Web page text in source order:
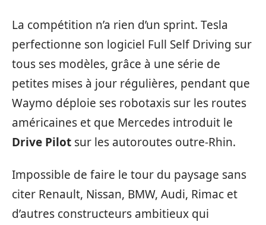
La compétition n’a rien d’un sprint. Tesla
perfectionne son logiciel Full Self Driving sur
tous ses modèles, grâce à une série de
petites mises à jour régulières, pendant que
Waymo déploie ses robotaxis sur les routes
américaines et que Mercedes introduit le
Drive Pilot sur les autoroutes outre-Rhin.
Impossible de faire le tour du paysage sans
citer Renault, Nissan, BMW, Audi, Rimac et
d’autres constructeurs ambitieux qui